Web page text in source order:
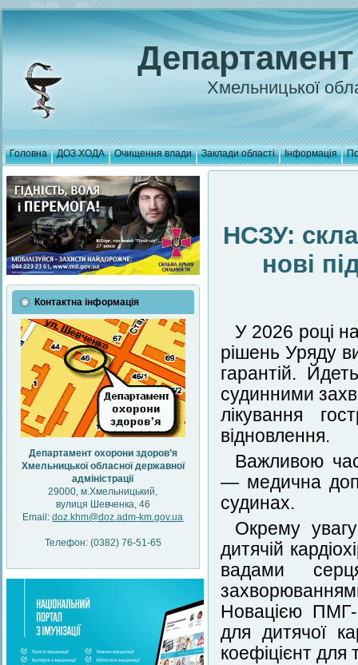
Хмельницької
Головна ДОЗ ХОДА Очищення влади Заклади області Інформація
Контактна інформація
Департамент охорони здоров’я
Хмельницької обласної державної
адміністрації
29000, м.Хмельницький,
вулиця Шевченка, 46
Email:doz.khm@doz.adm-km.gov.ua
Телефон: (0382) 76-51-65
НСЗУ:
нові
У 2026 році
рішень Уряду
гарантій.
судинними
лікування
відновлення.
Важливою
— медична
судинах.
Окрему
дитячій
вадами
Новацією
для дитячої
коефіцієнт для